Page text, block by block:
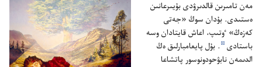
مە‌ن تامىرىن قالدىرۋدى بۇ‌يىرعانىن
ە‌ستىدى.‏ بۇ‌دان سوڭ «جە‌تى
كە‌زە‌ڭ» ٶتىپ،‏ اعاش قايتادان وسە
باستادى d‏.‏ بۇ‌ل پايعامبارلىق ە‌ڭ
الدىمە‌ن نابۋحودونوسور پاتشاعا